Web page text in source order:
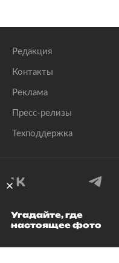
Редакция
Контакты
Реклама
Пресс-релизы
Техподдержка
©
Угадайте, где
настоящее фото